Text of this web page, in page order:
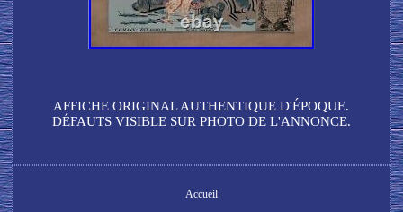
AFFICHE ORIGINAL AUTHENTIQUE D'ÉPOQUE.
DÉFAUTS VISIBLE SUR PHOTO DE L'ANNONCE.
Accueil